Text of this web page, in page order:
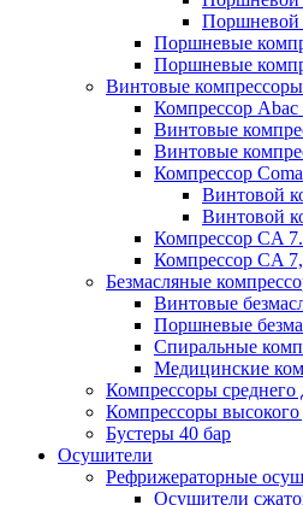
Поршневой
Поршневые
Поршневые
Винтовые компрессоры
Компрессор Abac
Винтовые
Винтовые
Компрессор
Винтовой
Винтовой
Компрессор CA
Компрессор CA
Безмасляные
Винтовые
Поршневые
Спиральные
Медицинские
Компрессоры среднего
Компрессоры высокого
Бустеры 40 бар
Осушители
Рефрижераторные
Осушители